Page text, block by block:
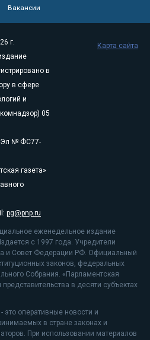
Вакансии
г.
в
в сфере
и
05
Эл № ФС77-
газета»
pg@pnp.ru
еженедельное издание
с 1997 года. Учредители
и Совет Федерации РФ. Официальный
законов, федеральных
Собрания. «Парламентская
в десяти субъектах
это оперативные новости и
в стране законах и
При использовании материалов
Карта сайта